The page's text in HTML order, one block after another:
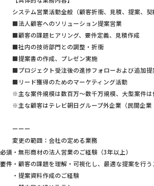
システム営業活動全般（顧客折衝、見積、提案、契
■法人顧客へのソリューション提案営業
■顧客の課題ヒアリング、要件定義、見積作成
■社内の技術部門との調整・折衝
■提案書の作成、プレゼン実施
■プロジェクト受注後の進捗フォローおよび追加提
■リード獲得のためのマーケティング活動
※主な案件規模は数百万～数千万規模、大型案件は
※主な顧客はテレビ朝日グループ外企業（民間企業
ーーー
変更の範囲：会社の定める業務
必須
要件
・無形商材の法人営業のご経験（3年以上）
・顧客の課題を理解・可視化し、最適な提案を行う
・提案資料作成のご経験